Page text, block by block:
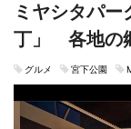
ミヤシタパ
丁」 各地の
グルメ 宮下公園